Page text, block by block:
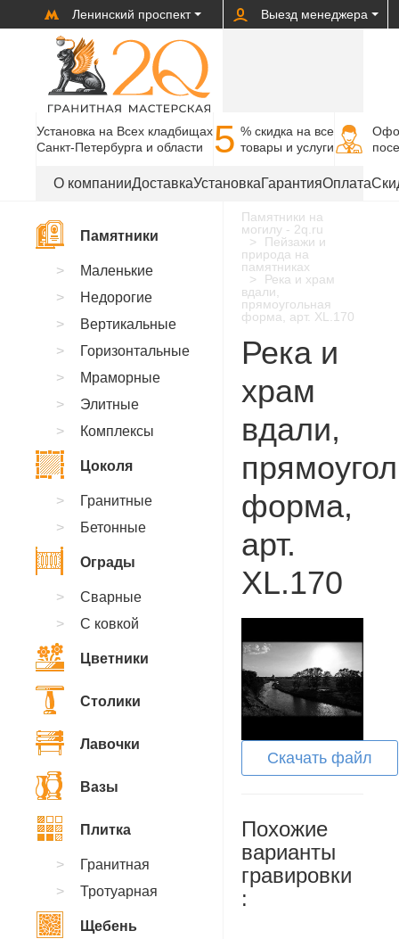
Ленинский проспект Выезд менеджера
Установка на Всех кладбищах
Санкт-Петербурга и области
5 % cкидка на все
товары и услуги
О компанииДоставкаУстановкаГарантияОплата
Памятники на
могилу - 2q.ru
Пейзажи и
природа на
памятниках
Река и храм
вдали,
прямоугольная
форма, арт. XL.170
Река и
храм
вдали,
форма,
арт.
XL.170
Скачать файл
Похожие
варианты
гравировки
:
Памятники
Маленькие
Недорогие
Вертикальные
Горизонтальные
Мраморные
Элитные
Комплексы
Цоколя
Гранитные
Бетонные
Ограды
Сварные
С ковкой
Цветники
Столики
Лавочки
Вазы
Плитка
Гранитная
Тротуарная
Щебень